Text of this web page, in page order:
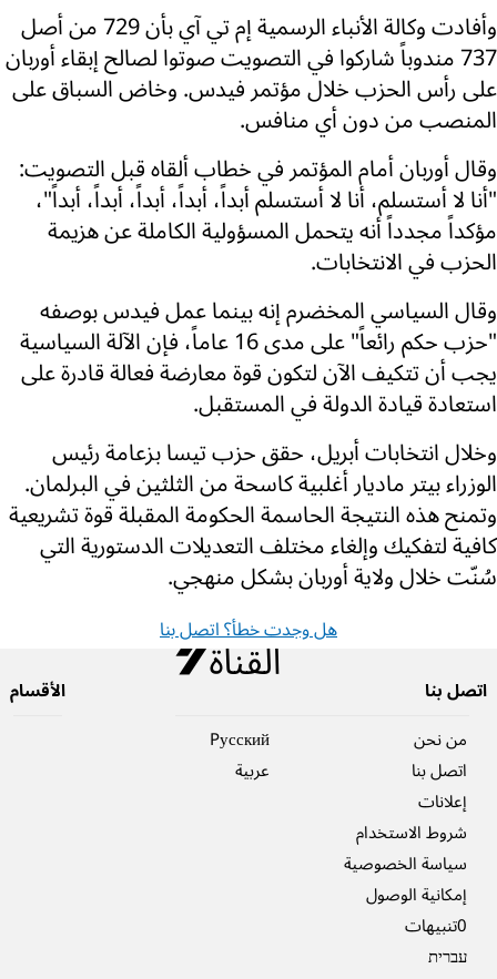
وأفادت وكالة الأنباء الرسمية إم تي آي بأن 729 من أصل
737 مندوباً شاركوا في التصويت صوتوا لصالح إبقاء أوربان
على رأس الحزب خلال مؤتمر فيدس. وخاض السباق على
المنصب من دون أي منافس.
وقال أوربان أمام المؤتمر في خطاب ألقاه قبل التصويت:
"أنا لا أستسلم، أنا لا أستسلم أبداً، أبداً، أبداً، أبداً، أبداً"،
مؤكداً مجدداً أنه يتحمل المسؤولية الكاملة عن هزيمة
الحزب في الانتخابات.
وقال السياسي المخضرم إنه بينما عمل فيدس بوصفه
"حزب حكم رائعاً" على مدى 16 عاماً، فإن الآلة السياسية
يجب أن تتكيف الآن لتكون قوة معارضة فعالة قادرة على
استعادة قيادة الدولة في المستقبل.
وخلال انتخابات أبريل، حقق حزب تيسا بزعامة رئيس
الوزراء بيتر ماديار أغلبية كاسحة من الثلثين في البرلمان.
وتمنح هذه النتيجة الحاسمة الحكومة المقبلة قوة تشريعية
كافية لتفكيك وإلغاء مختلف التعديلات الدستورية التي
سُنّت خلال ولاية أوربان بشكل منهجي.
هل وجدت خطأ؟ اتصل بنا
اتصل بنا
من نحن
اتصل بنا
إعلانات
شروط الاستخدام
سياسة الخصوصية
إمكانية الوصول
0تنبيهات
עברית
Pусский
عربية
الأقسام